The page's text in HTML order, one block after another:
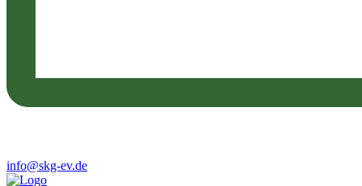
info@skg-ev.de